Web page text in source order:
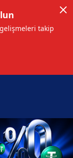
takip